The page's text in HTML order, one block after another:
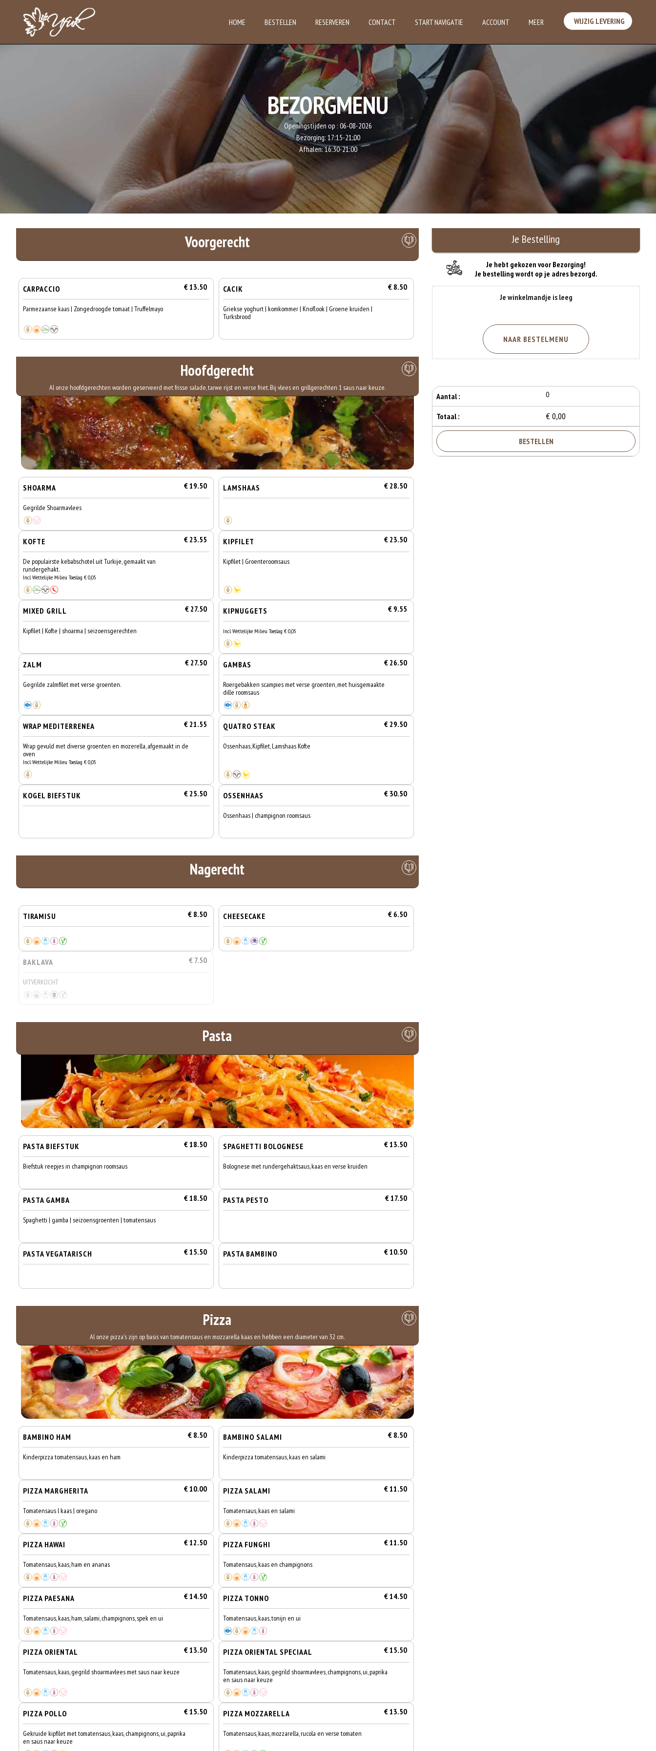
HOME BESTELLEN RESERVEREN CONTACT START NAVIGATIE ACCOUNT MEER WIJZIG LEVERING
BEZORGMENU
Openingstijden op : 06-08-2026
Bezorging: 17:15-21:00
Afhalen:16:30-21:00
Voorgerecht
CARPACCIO € 13.50
Parmezaanse kaas | Zongedroogde tomaat | Truffelmayo
CACIK € 8.50
Griekse yoghurt | komkommer | Knoflook | Groene kruiden |
Turksbrood
Hoofdgerecht
Al onze hoofdgerechten worden geserveerd met frisse salade, tarwe rijst en verse friet. Bij vlees en grillgerechten 1 saus naar keuze.
SHOARMA € 19.50
Gegrilde Shoarmavlees
LAMSHAAS € 28.50
KOFTE € 23.55
De populairste kebabschotel uit Turkije, gemaakt van
rundergehakt.
Incl. Wettelijke Milieu Toeslag € 0,05
KIPFILET € 23.50
Kipfilet | Groenteroomsaus
MIXED GRILL € 27.50
Kipfilet | Kofte | shoarma | seizoensgerechten
KIPNUGGETS € 9.55
Incl. Wettelijke Milieu Toeslag € 0,05
ZALM € 27.50
Gegrilde zalmfilet met verse groenten.
GAMBAS € 26.50
Roergebakken scampies met verse groenten, met huisgemaakte
dille roomsaus
WRAP MEDITERRENEA € 21.55
Wrap gevuld met diverse groenten en mozerella, afgemaakt in de
oven
Incl. Wettelijke Milieu Toeslag € 0,05
QUATRO STEAK € 29.50
Ossenhaas, Kipfilet, Lamshaas Kofte
KOGEL BIEFSTUK € 25.50 OSSENHAAS € 30.50
Ossenhaas | champignon roomsaus
Nagerecht
TIRAMISU € 8.50 CHEESECAKE € 6.50
BAKLAVA € 7.50
UITVERKOCHT
Pasta
PASTA BIEFSTUK € 18.50
Biefstuk reepjes in champignon roomsaus
SPAGHETTI BOLOGNESE € 13.50
Bolognese met rundergehaktsaus, kaas en verse kruiden
PASTA GAMBA € 18.50
Spaghetti | gamba | seizoensgroenten | tomatensaus
PASTA PESTO € 17.50
PASTA VEGATARISCH € 15.50 PASTA BAMBINO € 10.50
Pizza
Al onze pizza's zijn op basis van tomatensaus en mozzarella kaas en hebben een diameter van 32 cm.
BAMBINO HAM € 8.50
Kinderpizza tomatensaus, kaas en ham
BAMBINO SALAMI € 8.50
Kinderpizza tomatensaus, kaas en salami
PIZZA MARGHERITA € 10.00
Tomatensaus l kaas | oregano
PIZZA SALAMI € 11.50
Tomatensaus, kaas en salami
PIZZA HAWAI € 12.50
Tomatensaus, kaas, ham en ananas
PIZZA FUNGHI € 11.50
Tomatensaus, kaas en champignons
PIZZA PAESANA € 14.50
Tomatensaus, kaas, ham, salami, champignons, spek en ui
PIZZA TONNO € 14.50
Tomatensaus, kaas, tonijn en ui
PIZZA ORIENTAL € 13.50
Tomatensaus, kaas, gegrild shoarmavlees met saus naar keuze
PIZZA ORIENTAL SPECIAAL € 15.50
Tomatensaus, kaas, gegrild shoarmavlees, champignons, ui, paprika
en saus naar keuze
PIZZA POLLO € 15.50
Gekruide kipfilet met tomatensaus, kaas, champignons, ui, paprika
en saus naar keuze
PIZZA MOZZARELLA € 13.50
Tomatensaus, kaas, mozzarella, rucola en verse tomaten
Je hebt gekozen voor Bezorging!
Je bestelling wordt op je adres bezorgd.
Je winkelmandje is leeg
NAAR BESTELMENU
Aantal : 0
Totaal : € 0,00
BESTELLEN
Je Bestelling